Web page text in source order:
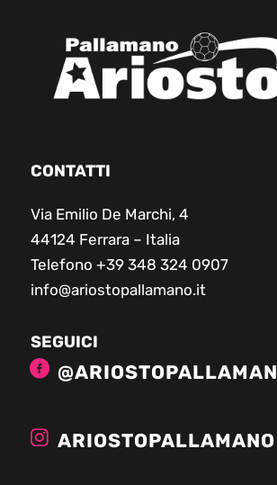
CONTATTI
Via Emilio De Marchi, 4
44124 Ferrara – Italia
Telefono +39 348 324 0907
info@ariostopallamano.it
SEGUICI
ARIOSTOPALLAMANO